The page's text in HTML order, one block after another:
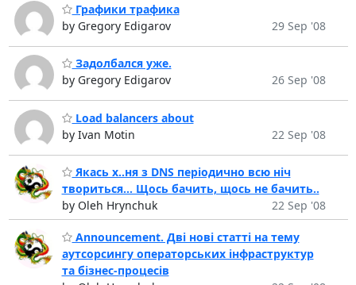
Графики трафика
by Gregory Edigarov
29 Sep '08
Задолбался уже.
by Gregory Edigarov
26 Sep '08
Load balancers about
by Ivan Motin
22 Sep '08
Якась х..ня з DNS періодично всю ніч
твориться... Щось бачить, щось не бачить..
by Oleh Hrynchuk
22 Sep '08
Announcement. Дві нові статті на тему
аутсорсингу операторських інфраструктур
та бізнес-процесів